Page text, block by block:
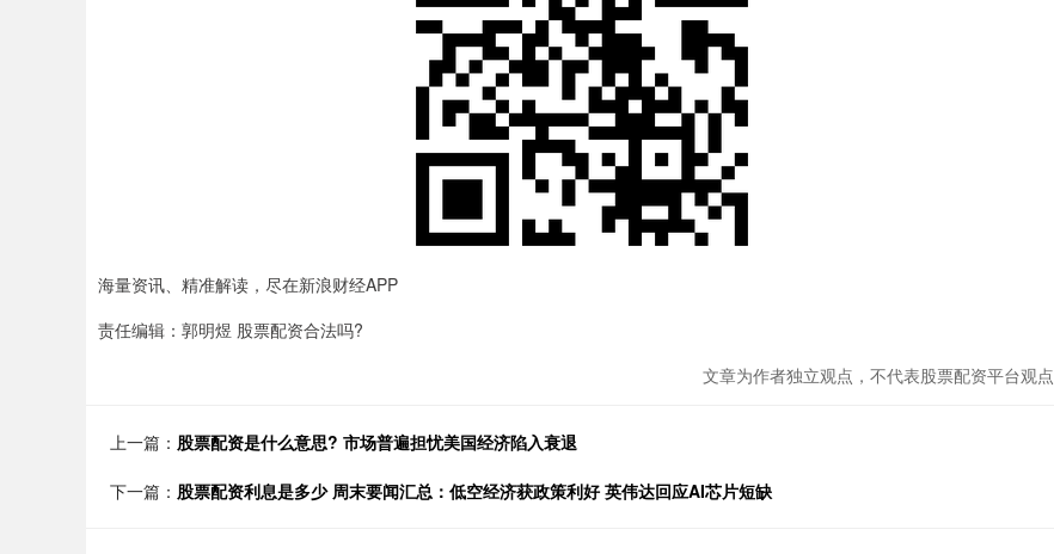
海量资讯、精准解读，尽在新浪财经APP
责任编辑：郭明煜 股票配资合法吗?
文章为作者独立观点，不代表股票配资平台观点
上一篇： 股票配资是什么意思? 市场普遍担忧美国经济陷入衰退
下一篇： 股票配资利息是多少 周末要闻汇总：低空经济获政策利好 英伟达回应AI芯片短缺